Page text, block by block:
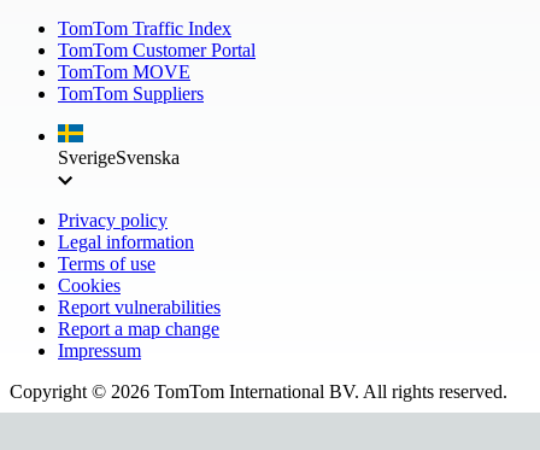
TomTom Traffic Index
TomTom Customer Portal
TomTom MOVE
TomTom Suppliers
SverigeSvenska
Privacy policy
Legal information
Terms of use
Cookies
Report vulnerabilities
Report a map change
Impressum
Copyright © 2026 TomTom International BV. All rights reserved.